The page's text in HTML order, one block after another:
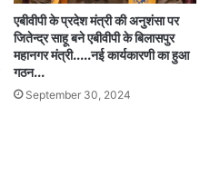
एबीवीपी के प्रदेश मंत्री की अनुशंसा पर
जितेन्द्र साहू बने एबीवीपी के बिलासपुर
महानगर मंत्री…..नई कार्यकारणी का हुआ
गठन…
September 30, 2024